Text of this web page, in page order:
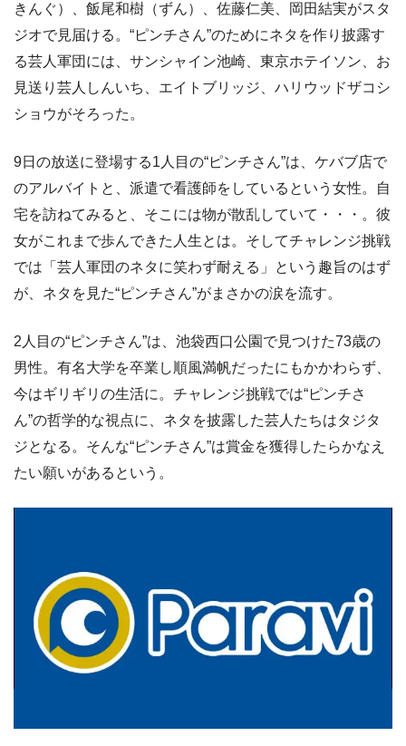
きんぐ）、飯尾和樹（ずん）、佐藤仁美、岡田結実がスタ
ジオで見届ける。“ピンチさん”のためにネタを作り披露す
る芸人軍団には、サンシャイン池崎、東京ホテイソン、お
見送り芸人しんいち、エイトブリッジ、ハリウッドザコシ
ショウがそろった。
9日の放送に登場する1人目の“ピンチさん”は、ケバブ店で
のアルバイトと、派遣で看護師をしているという女性。自
宅を訪ねてみると、そこには物が散乱していて・・・。彼
女がこれまで歩んできた人生とは。そしてチャレンジ挑戦
では「芸人軍団のネタに笑わず耐える」という趣旨のはず
が、ネタを見た“ピンチさん”がまさかの涙を流す。
2人目の“ピンチさん”は、池袋西口公園で見つけた73歳の
男性。有名大学を卒業し順風満帆だったにもかかわらず、
今はギリギリの生活に。チャレンジ挑戦では“ピンチさ
ん”の哲学的な視点に、ネタを披露した芸人たちはタジタ
ジとなる。そんな“ピンチさん”は賞金を獲得したらかなえ
たい願いがあるという。